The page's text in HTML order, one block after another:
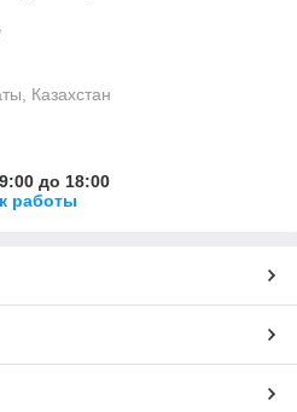
Казахстан
до 18:00
работы